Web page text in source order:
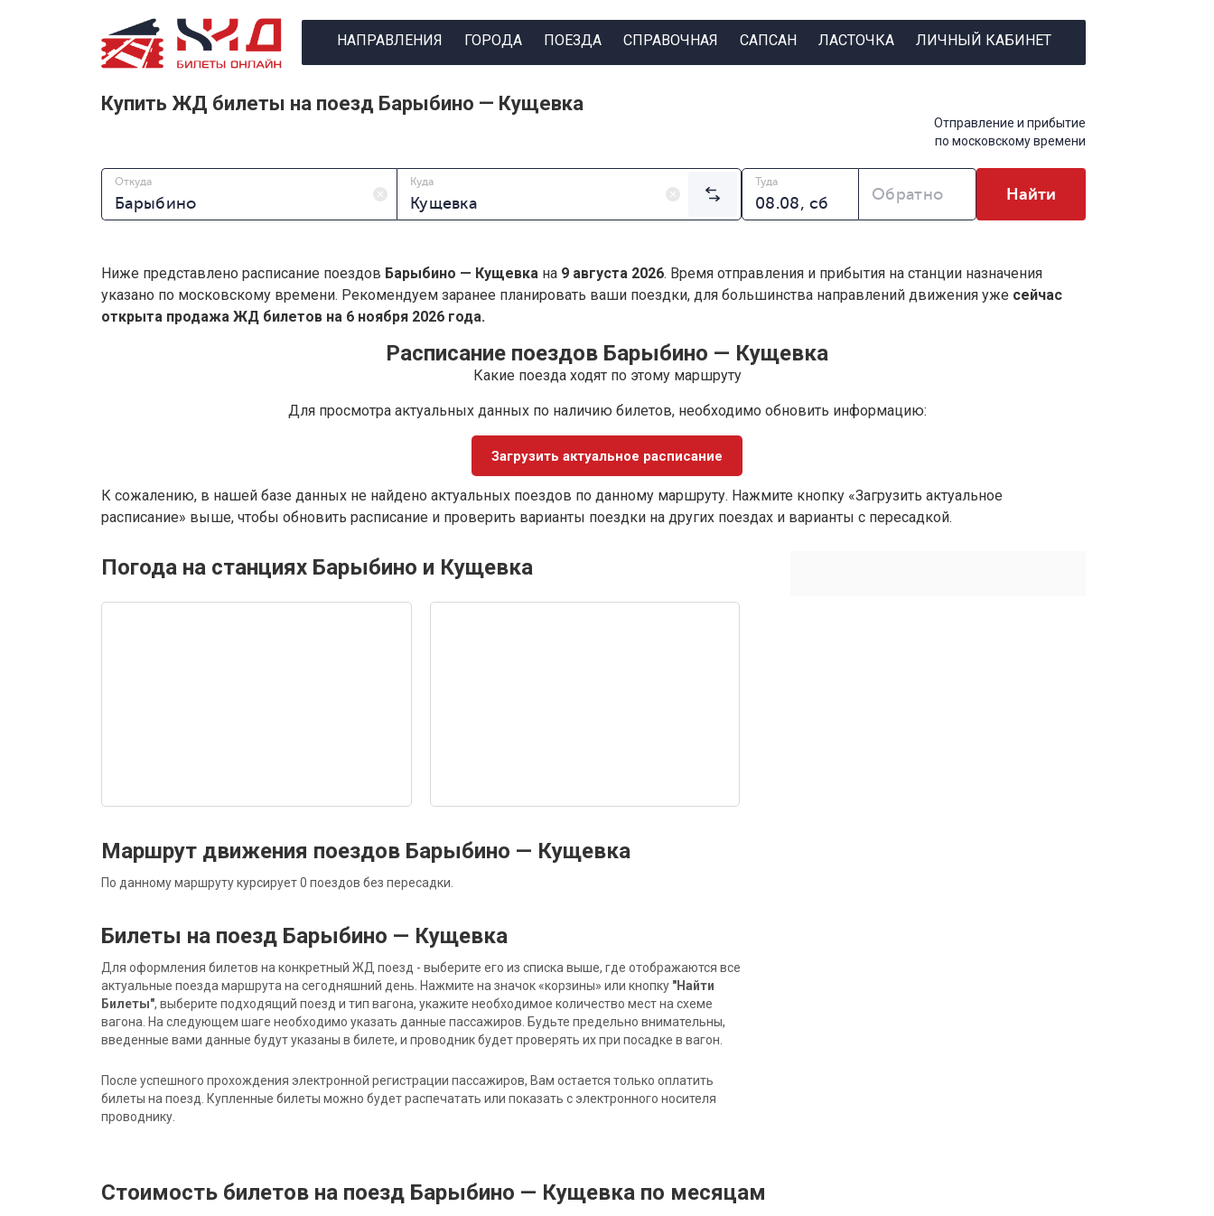
НАПРАВЛЕНИЯ ГОРОДА ПОЕЗДА СПРАВОЧНАЯ САПСАН ЛАСТОЧКА ЛИЧНЫЙ КАБИНЕТ
Купить ЖД билеты на поезд Барыбино — Кущевка
Отправление и прибытие
по московскому времени
Откуда Куда Туда
Обратно Найти
Ниже представлено расписание поездов Барыбино — Кущевка на 9 августа 2026. Время отправления и прибытия на станции назначения
указано по московскому времени. Рекомендуем заранее планировать ваши поездки, для большинства направлений движения уже сейчас
открыта продажа ЖД билетов на 6 ноября 2026 года.
Расписание поездов Барыбино — Кущевка
Какие поезда ходят по этому маршруту
Для просмотра актуальных данных по наличию билетов, необходимо обновить информацию:
Загрузить актуальное расписание
К сожалению, в нашей базе данных не найдено актуальных поездов по данному маршруту. Нажмите кнопку «Загрузить актуальное
расписание» выше, чтобы обновить расписание и проверить варианты поездки на других поездах и варианты с пересадкой.
Погода на станциях Барыбино и Кущевка
Маршрут движения поездов Барыбино — Кущевка
По данному маршруту курсирует 0 поездов без пересадки.
Билеты на поезд Барыбино — Кущевка
Для оформления билетов на конкретный ЖД поезд - выберите его из списка выше, где отображаются все
актуальные поезда маршрута на сегодняшний день. Нажмите на значок «корзины» или кнопку "Найти
Билеты", выберите подходящий поезд и тип вагона, укажите необходимое количество мест на схеме
вагона. На следующем шаге необходимо указать данные пассажиров. Будьте предельно внимательны,
введенные вами данные будут указаны в билете, и проводник будет проверять их при посадке в вагон.
После успешного прохождения электронной регистрации пассажиров, Вам остается только оплатить
билеты на поезд. Купленные билеты можно будет распечатать или показать с электронного носителя
проводнику.
Стоимость билетов на поезд Барыбино — Кущевка по месяцам